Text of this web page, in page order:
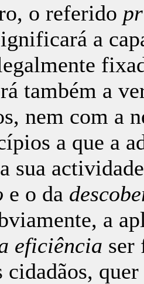
o referido
a
também a
nem com a
a que a
sua
e o da
a
eficiência ser